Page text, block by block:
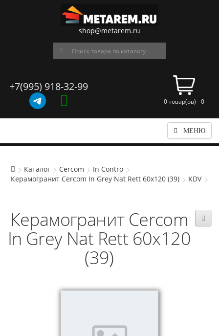
shop@metarem.ru
+7(995) 918-32-99
0 товар(ов) - 0
МЕНЮ
Каталог Cercom
In Contro
Керамогранит Cercom In Grey Nat Rett 60х120 (39)
KDV
Керамогранит Cercom
In Grey Nat Rett 60х120
(39)